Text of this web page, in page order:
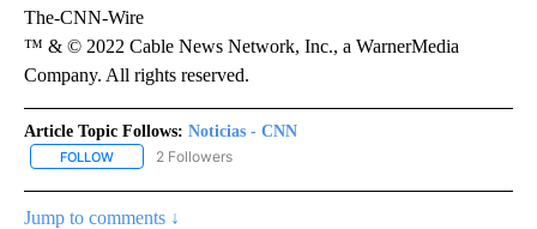
The-CNN-Wire
™ & © 2022 Cable News Network, Inc., a WarnerMedia
Company. All rights reserved.
Article Topic Follows: Noticias - CNN
FOLLOW FOLLOW "NOTICIAS - CNN" TO RECEIVE NOTIFICATIONS ABOUT
2 Followers
Jump to comments ↓